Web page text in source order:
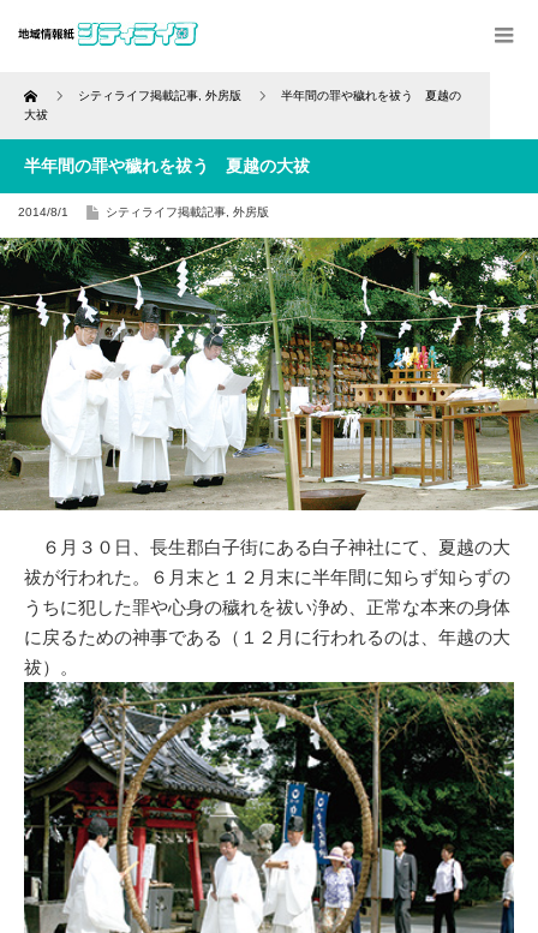
Home シティライフ掲載記事 外房版
半年間の罪や穢れを祓う 夏越の
大祓
半年間の罪や穢れを祓う 夏越の大祓
2014/8/1 シティライフ掲載記事 外房版
６月３０日、長生郡白子街にある白子神社にて、夏越の大
祓が行われた。６月末と１２月末に半年間に知らず知らずの
うちに犯した罪や心身の穢れを祓い浄め、正常な本来の身体
に戻るための神事である（１２月に行われるのは、年越の大
祓）。